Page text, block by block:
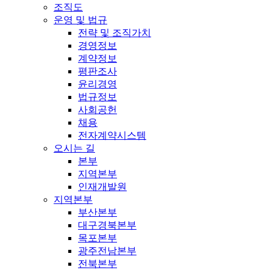
조직도
운영 및 법규
전략 및 조직가치
경영정보
계약정보
평판조사
윤리경영
법규정보
사회공헌
채용
전자계약시스템
오시는 길
본부
지역본부
인재개발원
지역본부
부산본부
대구경북본부
목포본부
광주전남본부
전북본부